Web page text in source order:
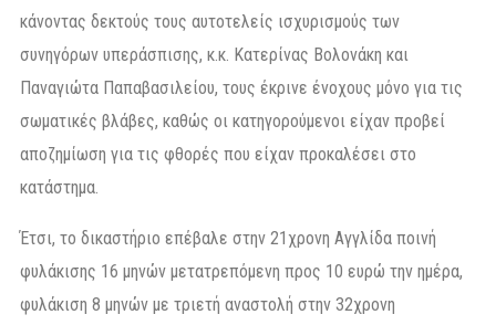
κάνοντας δεκτούς τους αυτοτελείς ισχυρισμούς των
συνηγόρων υπεράσπισης, κ.κ. Κατερίνας Βολονάκη και
Παναγιώτα Παπαβασιλείου, τους έκρινε ένοχους μόνο για τις
σωματικές βλάβες, καθώς οι κατηγορούμενοι είχαν προβεί
αποζημίωση για τις φθορές που είχαν προκαλέσει στο
κατάστημα.
Έτσι, το δικαστήριο επέβαλε στην 21χρονη Αγγλίδα ποινή
φυλάκισης 16 μηνών μετατρεπόμενη προς 10 ευρώ την ημέρα,
φυλάκιση 8 μηνών με τριετή αναστολή στην 32χρονη